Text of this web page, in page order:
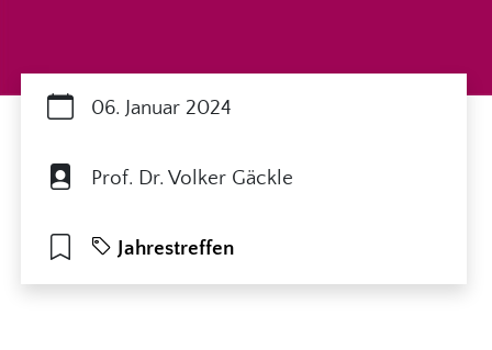
06. Januar 2024
Prof. Dr. Volker Gäckle
Jahrestreffen